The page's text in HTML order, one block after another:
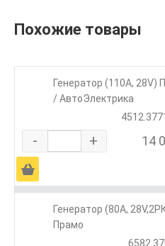
Похожие товары
Генератор (110А, 28V)
/ АвтоЭлектрика
- + 14
Ä
Генератор (80А,
Прамо